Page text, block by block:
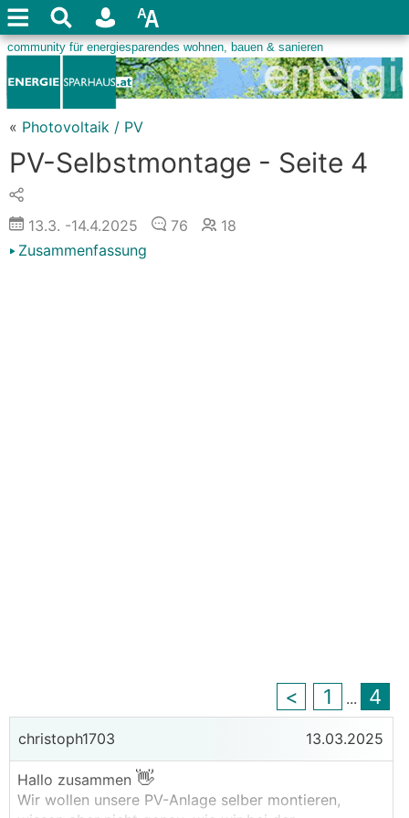
« Photovoltaik / PV
PV-Selbstmontage - Seite 4
13.3. -14.4.2025 76
18
Zusammenfassung
< 1 ... 4
christoph1703 13.03.2025
Hallo zusammen 👋
Wir wollen unsere PV-Anlage selber montieren,